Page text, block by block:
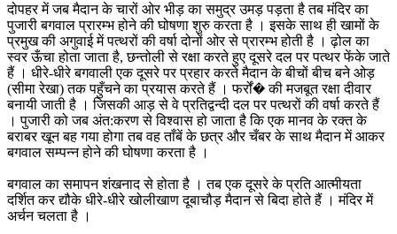
दोपहर में जब मैदान के चारों ओर भीड़ का समुद्र उमड़ पड़ता है तब मंदिर का
पुजारी बगवाल प्रारम्भ होने की घोषणा शुरु करता है । इसके साथ ही खामों के
प्रमुख की अगुवाई में पत्थरों की वर्षा दोनों ओर से प्रारम्भ होती है । ढ़ोल का
स्वर ऊँचा होता जाता है, छन्तोली से रक्षा करते हुए दूसरे दल पर पत्थर फेंके जाते
हैं । धीरे-धीरे बगवाली एक दूसरे पर प्रहार करते मैदान के बीचों बीच बने ओड़
(सीमा रेखा) तक पहुँचने का प्रयास करते हैं । फर्रों� की मजबूत रक्षा दीवार
बनायी जाती है । जिसकी आड़ से वे प्रतिद्वन्दी दल पर पत्थरों की वर्षा करते हैं
। पुजारी को जब अंत:करण से विश्वास हो जाता है कि एक मानव के रक्त के
बराबर खून बह गया होगा तब वह ताँबें के छत्र और चँबर के साथ मैदान में आकर
बगवाल सम्पन्न होने की घोषणा करता है ।
बगवाल का समापन शंखनाद से होता है । तब एक दूसरे के प्रति आत्मीयता
दर्शित कर द्यौके धीरे-धीरे खोलीखाण दूबाचौड़ मैदान से बिदा होते हैं । मंदिर में
अर्चन चलता है ।